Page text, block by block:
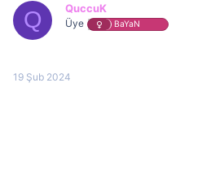
Q QuccuK
Üye BaYaN
19 Şub 2024